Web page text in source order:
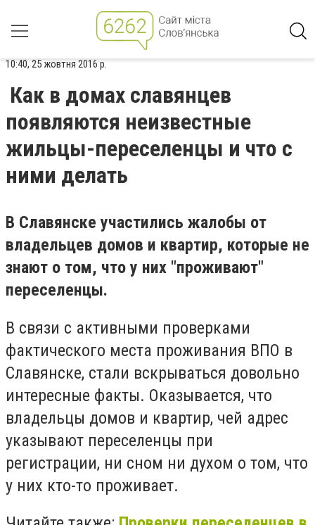
10:40, 25 жовтня 2016 р.
Как в домах славянцев
появляются неизвестные
жильцы-переселенцы и что с
ними делать
В Славянске участились жалобы от
владельцев домов и квартир, которые не
знают о том, что у них "проживают"
переселенцы.
В связи с активными проверками
фактического места проживания ВПО в
Славянске, стали вскрываться довольно
интересные факты. Оказывается, что
владельцы домов и квартир, чей адрес
указывают переселенцы при
регистрации, ни сном ни духом о том, что
у них кто-то проживает.